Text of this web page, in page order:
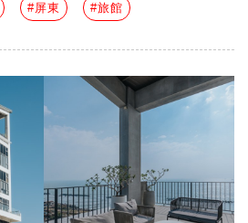
#屏東 #旅館